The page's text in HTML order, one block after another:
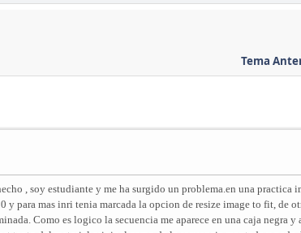
Tema
, soy estudiante y me ha surgido un problema.en una practica
y para mas inri tenia marcada la opcion de resize image to fit, de
Como es logico la secuencia me aparece en una caja negra